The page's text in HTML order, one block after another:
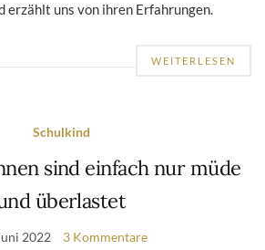
erzählt uns von ihren Erfahrungen.
WEITERLESEN
Schulkind
sind einfach nur müde
überlastet
2022 3 Kommentare